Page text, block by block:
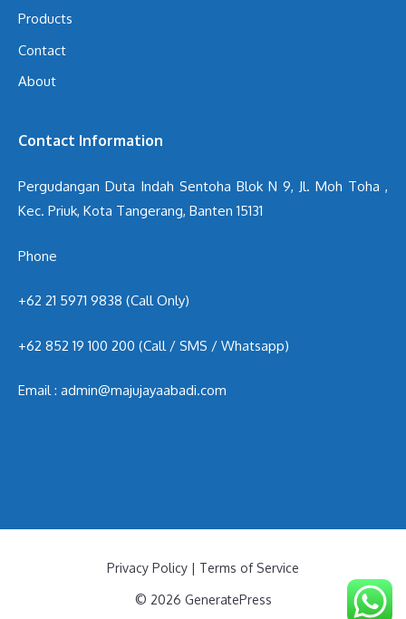
Products
Contact
About
Contact Information
Pergudangan Duta Indah Sentoha Blok N 9, Jl. Moh Toha ,
Kec. Priuk, Kota Tangerang, Banten 15131
Phone
+62 21 5971 9838 (Call Only)
+62 852 19 100 200 (Call / SMS / Whatsapp)
Email : admin@majujayaabadi.com
Privacy Policy | Terms of Service
© 2026 GeneratePress